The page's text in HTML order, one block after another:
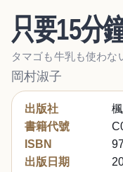
只要15分
タマゴも牛乳も使わな
岡村淑子
出版社
書籍代號
ISBN
出版日期